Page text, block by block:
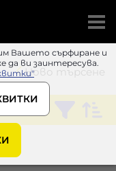
Вашето сърфиране и
да ви заинтересува.
Ново търсене